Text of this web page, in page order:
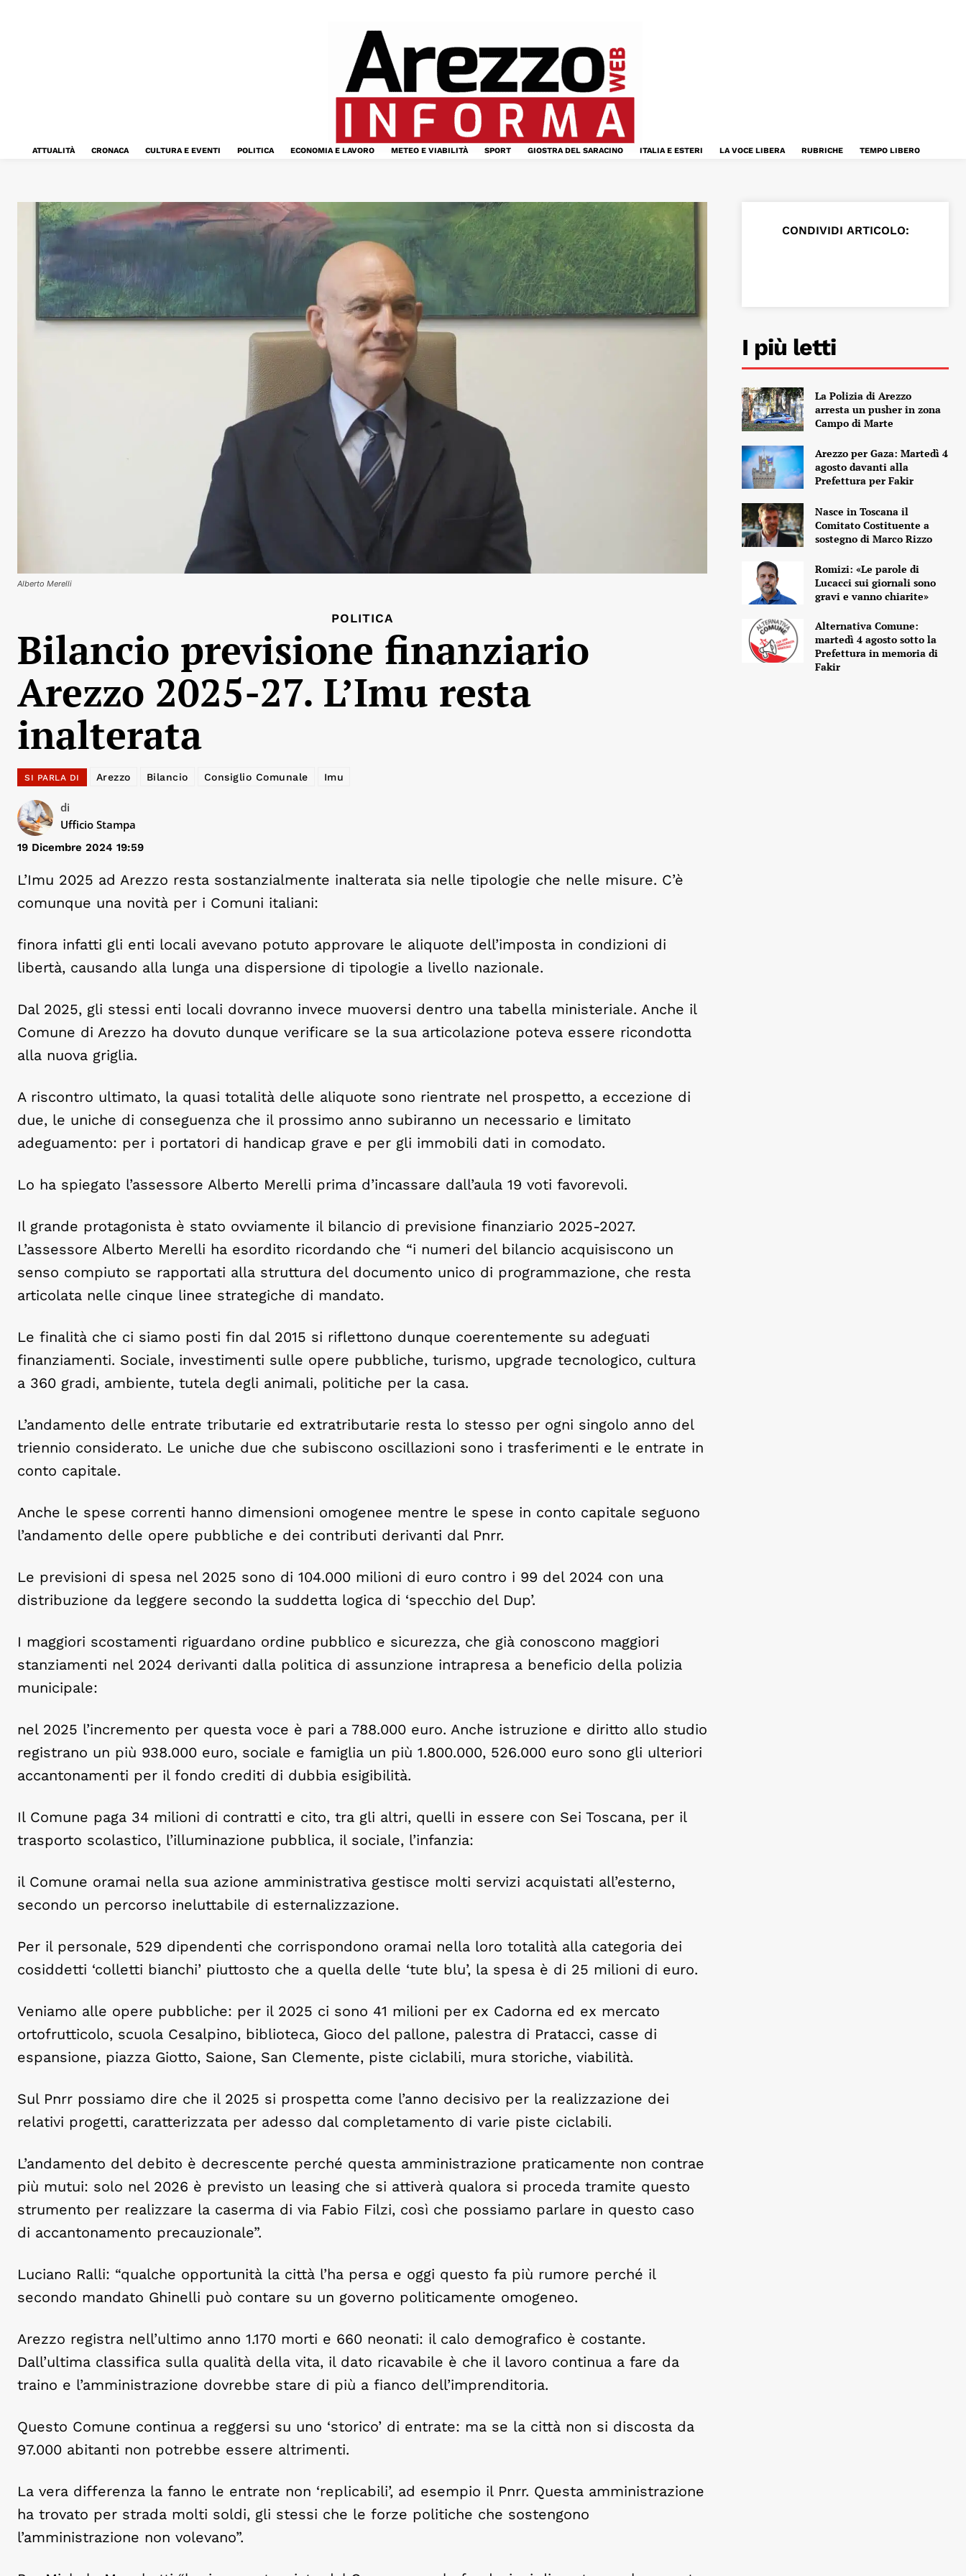
ATTUALITÀ CRONACA CULTURA E EVENTI POLITICA ECONOMIA E LAVORO METEO E VIABILITÀ SPORT GIOSTRA DEL SARACINO ITALIA E ESTERI LA VOCE LIBERA RUBRICHE TEMPO LIBERO
Alberto Merelli
POLITICA
Bilancio previsione finanziario
Arezzo 2025-27. L’Imu resta
inalterata
SI PARLA DI Arezzo Bilancio Consiglio Comunale Imu
di
Ufficio Stampa
19 Dicembre 2024 19:59
L’Imu 2025 ad Arezzo resta sostanzialmente inalterata sia nelle tipologie che nelle misure. C’è
comunque una novità per i Comuni italiani:
finora infatti gli enti locali avevano potuto approvare le aliquote dell’imposta in condizioni di
libertà, causando alla lunga una dispersione di tipologie a livello nazionale.
Dal 2025, gli stessi enti locali dovranno invece muoversi dentro una tabella ministeriale. Anche il
Comune di Arezzo ha dovuto dunque verificare se la sua articolazione poteva essere ricondotta
alla nuova griglia.
A riscontro ultimato, la quasi totalità delle aliquote sono rientrate nel prospetto, a eccezione di
due, le uniche di conseguenza che il prossimo anno subiranno un necessario e limitato
adeguamento: per i portatori di handicap grave e per gli immobili dati in comodato.
Lo ha spiegato l’assessore Alberto Merelli prima d’incassare dall’aula 19 voti favorevoli.
Il grande protagonista è stato ovviamente il bilancio di previsione finanziario 2025-2027.
L’assessore Alberto Merelli ha esordito ricordando che “i numeri del bilancio acquisiscono un
senso compiuto se rapportati alla struttura del documento unico di programmazione, che resta
articolata nelle cinque linee strategiche di mandato.
Le finalità che ci siamo posti fin dal 2015 si riflettono dunque coerentemente su adeguati
finanziamenti. Sociale, investimenti sulle opere pubbliche, turismo, upgrade tecnologico, cultura
a 360 gradi, ambiente, tutela degli animali, politiche per la casa.
L’andamento delle entrate tributarie ed extratributarie resta lo stesso per ogni singolo anno del
triennio considerato. Le uniche due che subiscono oscillazioni sono i trasferimenti e le entrate in
conto capitale.
Anche le spese correnti hanno dimensioni omogenee mentre le spese in conto capitale seguono
l’andamento delle opere pubbliche e dei contributi derivanti dal Pnrr.
Le previsioni di spesa nel 2025 sono di 104.000 milioni di euro contro i 99 del 2024 con una
distribuzione da leggere secondo la suddetta logica di ‘specchio del Dup’.
I maggiori scostamenti riguardano ordine pubblico e sicurezza, che già conoscono maggiori
stanziamenti nel 2024 derivanti dalla politica di assunzione intrapresa a beneficio della polizia
municipale:
nel 2025 l’incremento per questa voce è pari a 788.000 euro. Anche istruzione e diritto allo studio
registrano un più 938.000 euro, sociale e famiglia un più 1.800.000, 526.000 euro sono gli ulteriori
accantonamenti per il fondo crediti di dubbia esigibilità.
Il Comune paga 34 milioni di contratti e cito, tra gli altri, quelli in essere con Sei Toscana, per il
trasporto scolastico, l’illuminazione pubblica, il sociale, l’infanzia:
il Comune oramai nella sua azione amministrativa gestisce molti servizi acquistati all’esterno,
secondo un percorso ineluttabile di esternalizzazione.
Per il personale, 529 dipendenti che corrispondono oramai nella loro totalità alla categoria dei
cosiddetti ‘colletti bianchi’ piuttosto che a quella delle ‘tute blu’, la spesa è di 25 milioni di euro.
Veniamo alle opere pubbliche: per il 2025 ci sono 41 milioni per ex Cadorna ed ex mercato
ortofrutticolo, scuola Cesalpino, biblioteca, Gioco del pallone, palestra di Pratacci, casse di
espansione, piazza Giotto, Saione, San Clemente, piste ciclabili, mura storiche, viabilità.
Sul Pnrr possiamo dire che il 2025 si prospetta come l’anno decisivo per la realizzazione dei
relativi progetti, caratterizzata per adesso dal completamento di varie piste ciclabili.
L’andamento del debito è decrescente perché questa amministrazione praticamente non contrae
più mutui: solo nel 2026 è previsto un leasing che si attiverà qualora si proceda tramite questo
strumento per realizzare la caserma di via Fabio Filzi, così che possiamo parlare in questo caso
di accantonamento precauzionale”.
Luciano Ralli: “qualche opportunità la città l’ha persa e oggi questo fa più rumore perché il
secondo mandato Ghinelli può contare su un governo politicamente omogeneo.
Arezzo registra nell’ultimo anno 1.170 morti e 660 neonati: il calo demografico è costante.
Dall’ultima classifica sulla qualità della vita, il dato ricavabile è che il lavoro continua a fare da
traino e l’amministrazione dovrebbe stare di più a fianco dell’imprenditoria.
Questo Comune continua a reggersi su uno ‘storico’ di entrate: ma se la città non si discosta da
97.000 abitanti non potrebbe essere altrimenti.
La vera differenza la fanno le entrate non ‘replicabili’, ad esempio il Pnrr. Questa amministrazione
ha trovato per strada molti soldi, gli stessi che le forze politiche che sostengono
l’amministrazione non volevano”.
CONDIVIDI ARTICOLO:
I più letti
La Polizia di Arezzo
arresta un pusher in zona
Campo di Marte
Arezzo per Gaza: Martedì 4
agosto davanti alla
Prefettura per Fakir
Nasce in Toscana il
Comitato Costituente a
sostegno di Marco Rizzo
Romizi: «Le parole di
Lucacci sui giornali sono
gravi e vanno chiarite»
Alternativa Comune:
martedì 4 agosto sotto la
Prefettura in memoria di
Fakir